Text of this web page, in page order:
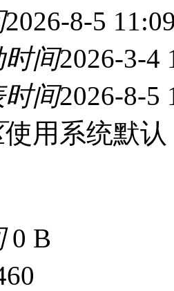
2026-8-5
时间2026-3-4
时间2026-8-5
使用系统默认
0 B